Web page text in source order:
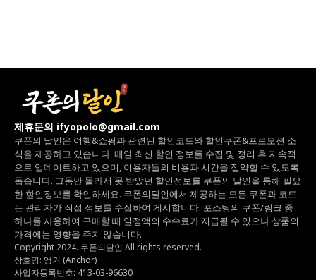
제휴문의 ifyopolo@gmail.com
쿠폰의 달인은 여행&쇼핑과 관련된 할인코드와 할인쿠폰&프로모션 소
식을 제공하고 있습니다. 매일 최신 할인 정보를 수집 및 정리 후 지속적
으로 업데이트하고 있으며, 이용자들의 비용과 시간을 절약할 수 있도록
돕습니다. 그동안 몰라서 못 받았던 할인정보를 쿠폰의 달인을 통해 필요
한 할인정보를 확인하세요. 쿠폰의달인에서 제공하는 모든 쿠폰과 코드
는 관리자가 직접 정보를 수집하여 게시합니다. 포스팅의 쿠폰/링크 중
하나를 사용하여 구매할 때 일정액의 수수료가 지급될 수 있으나상품의
가격에는 영향을 주지 않습니다.
Copyright 2024. 쿠폰의달인 All rights reserved.
상호명: 앵커 (Anchor)
사업자등록번호: 413-03-96630